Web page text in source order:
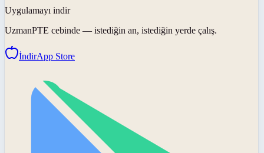
Uygulamayı indir
UzmanPTE cebinde — istediğin an, istediğin yerde çalış.
İndirApp Store